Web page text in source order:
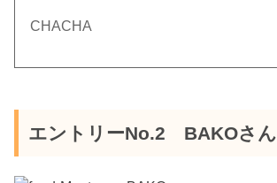
CHACHA
エントリーNo.2 BAKOさん